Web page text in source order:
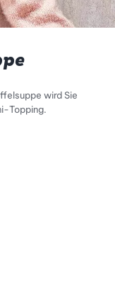
wird Sie
Topping.